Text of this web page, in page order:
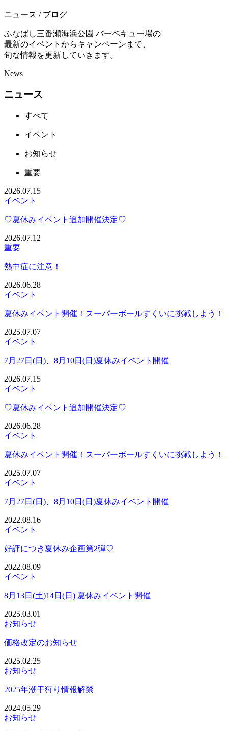
ニュース / ブログ
ふなばし三番瀬海浜公園 バーベキュー場の
最新のイベントからキャンペーンまで、
旬な情報を更新していきます。
News
ニュース
すべて
イベント
お知らせ
重要
2026.07.15
イベント
♡夏休みイベント追加開催決定♡
2026.07.12
重要
熱中症に注意！
2026.06.28
イベント
夏休みイベント開催！スーパーボールすくいに挑戦しよう！
2025.07.07
イベント
7月27日(日)、8月10日(日)夏休みイベント開催
2026.07.15
イベント
♡夏休みイベント追加開催決定♡
2026.06.28
イベント
夏休みイベント開催！スーパーボールすくいに挑戦しよう！
2025.07.07
イベント
7月27日(日)、8月10日(日)夏休みイベント開催
2022.08.16
イベント
好評につき夏休み企画第2弾♡
2022.08.09
イベント
8月13日(土)14日(日) 夏休みイベント開催
2025.03.01
お知らせ
価格改定のお知らせ
2025.02.25
お知らせ
2025年潮干狩り情報解禁
2024.05.29
お知らせ